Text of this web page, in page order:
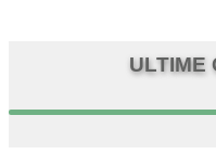
ULTIME